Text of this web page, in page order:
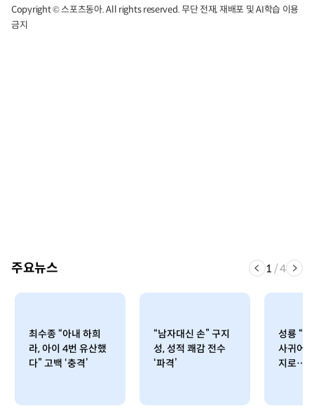
Copyright © 스포츠동아. All rights reserved. 무단 전재, 재배포 및 AI학습 이용
금지
주요뉴스 1 /4
최수종 “아내 하희
라, 아이 4번 유산했
다” 고백 ‘충격’
“남자대신 손” 구지
성, 성적 쾌감 전수
‘파격’
성룡 “
사귀어
지로…”